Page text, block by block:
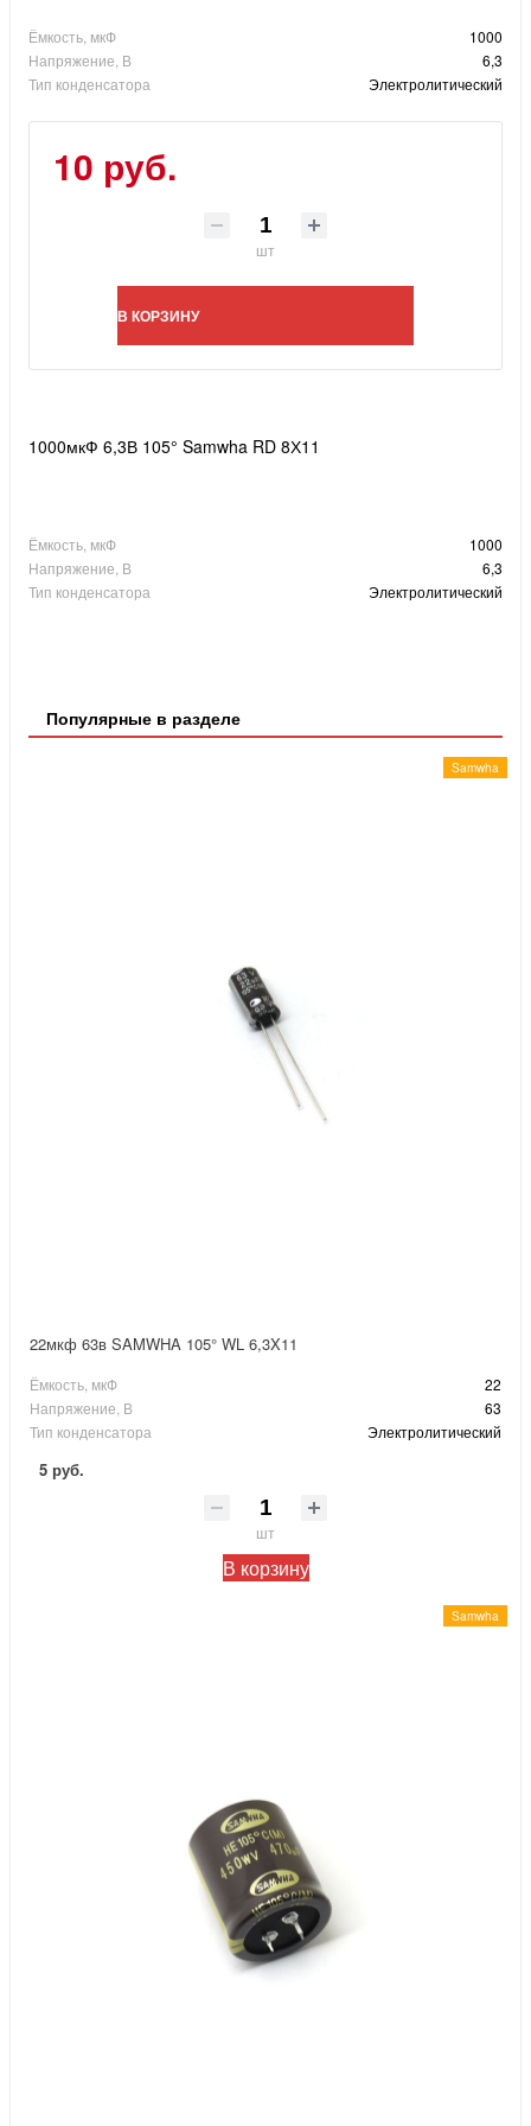
Ёмкость, мкФ
1000
Напряжение, В
6,3
Тип конденсатора
Электролитический
10 руб.
шт
В КОРЗИНУ
1000мкФ 6,3В 105° Samwha RD 8Х11
Ёмкость, мкФ
1000
Напряжение, В
6,3
Тип конденсатора
Электролитический
Популярные в разделе
Samwha
22мкф 63в SAMWHA 105° WL 6,3X11
Ёмкость, мкФ
22
Напряжение, В
63
Тип конденсатора
Электролитический
5 руб.
шт
В корзину
Samwha